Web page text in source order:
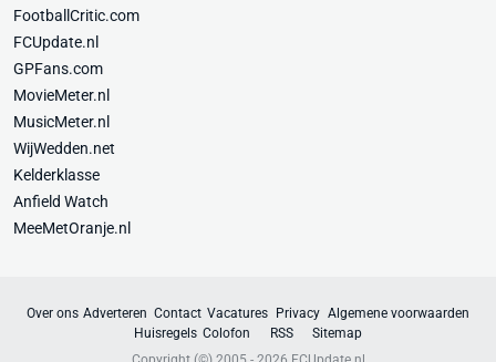
FootballCritic.com
FCUpdate.nl
GPFans.com
MovieMeter.nl
MusicMeter.nl
WijWedden.net
Kelderklasse
Anfield Watch
MeeMetOranje.nl
Over ons Adverteren Contact Vacatures Privacy Algemene voorwaarden
Huisregels Colofon RSS
Sitemap